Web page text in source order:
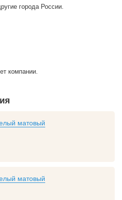
города России.
компании.
матовый
матовый